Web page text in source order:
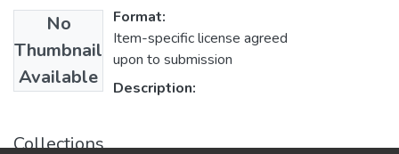
No
Thumbnail
Available
Format:
Item-specific license agreed
upon to submission
Description:
Collections